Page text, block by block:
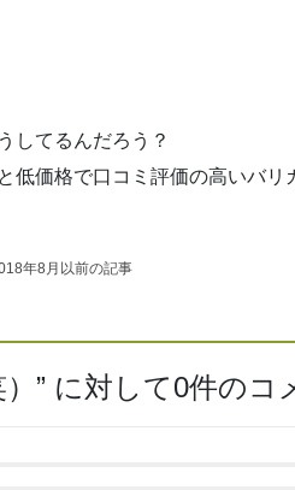
してるんだろう？
低価格で口コミ評価の高いバリ
年8月以前の記事
” に対して0件のコ